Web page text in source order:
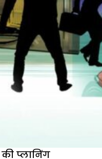
प्लानिंग